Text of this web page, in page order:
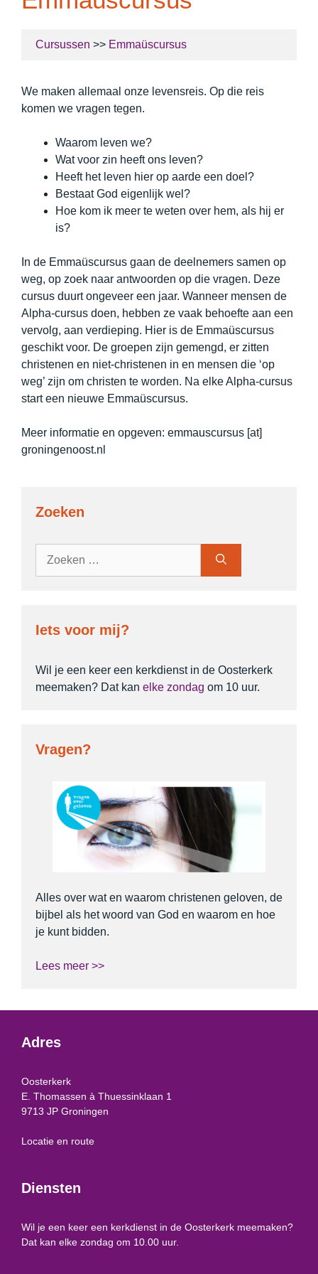
Cursussen >> Emmaüscursus
We maken allemaal onze levensreis. Op die reis
komen we vragen tegen.
Waarom leven we?
Wat voor zin heeft ons leven?
Heeft het leven hier op aarde een doel?
Bestaat God eigenlijk wel?
Hoe kom ik meer te weten over hem, als hij er
is?
In de Emmaüscursus gaan de deelnemers samen op
weg, op zoek naar antwoorden op die vragen. Deze
cursus duurt ongeveer een jaar. Wanneer mensen de
Alpha-cursus doen, hebben ze vaak behoefte aan een
vervolg, aan verdieping. Hier is de Emmaüscursus
geschikt voor. De groepen zijn gemengd, er zitten
christenen en niet-christenen in en mensen die ‘op
weg’ zijn om christen te worden. Na elke Alpha-cursus
start een nieuwe Emmaüscursus.
Meer informatie en opgeven: emmauscursus [at]
groningenoost.nl
Zoeken
Iets voor mij?
Wil je een keer een kerkdienst in de Oosterkerk
meemaken? Dat kan elke zondag om 10 uur.
Vragen?
Alles over wat en waarom christenen geloven, de
bijbel als het woord van God en waarom en hoe
je kunt bidden.
Lees meer >>
Adres
Oosterkerk
E. Thomassen à Thuessinklaan 1
9713 JP Groningen
Locatie en route
Diensten
Wil je een keer een kerkdienst in de Oosterkerk meemaken?
Dat kan elke zondag om 10.00 uur.